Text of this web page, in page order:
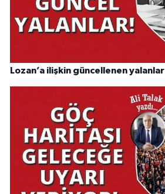
Lozan’a ilişkin güncellenen yalanlar